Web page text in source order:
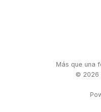
Más que una
© 2026